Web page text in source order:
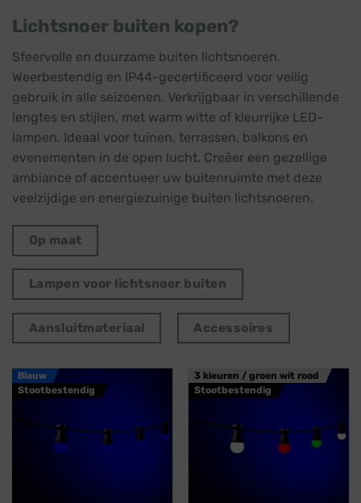
Lichtsnoer buiten kopen?
Sfeervolle en duurzame buiten lichtsnoeren.
Weerbestendig en IP44-gecertificeerd voor veilig
gebruik in alle seizoenen. Verkrijgbaar in verschillende
lengtes en stijlen, met warm witte of kleurrijke LED-
lampen. Ideaal voor tuinen, terrassen, balkons en
evenementen in de open lucht. Creëer een gezellige
ambiance of accentueer uw buitenruimte met deze
veelzijdige en energiezuinige buiten lichtsnoeren.
Op maat
Lampen voor lichtsnoer buiten
Aansluitmateriaal Accessoires
Blauw
Stootbestendig
3 kleuren / groen wit rood
Stootbestendig